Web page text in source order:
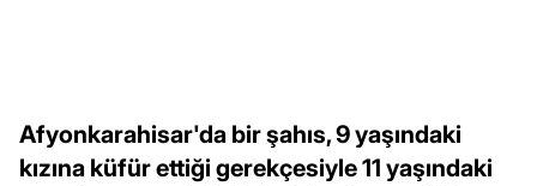
Afyonkarahisar'da bir şahıs, 9 yaşındaki
kızına küfür ettiği gerekçesiyle 11 yaşındaki